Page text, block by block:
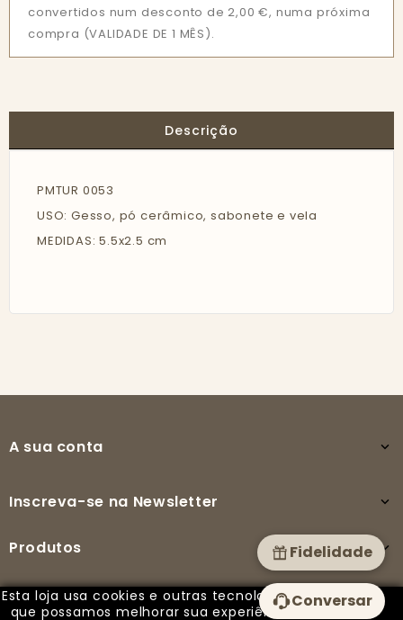
convertidos num desconto de 2,00 €, numa próxima
compra (VALIDADE DE 1 MÊS).
Descrição
PMTUR 0053
USO: Gesso, pó cerâmico, sabonete e vela
MEDIDAS: 5.5x2.5 cm
A sua conta 
Inscreva-se na Newsletter 
Produtos 
A nossa empresa 
Esta loja usa cookies e outras tecnologias para
que possamos melhorar sua experiência em
Conversar
Fidelidade